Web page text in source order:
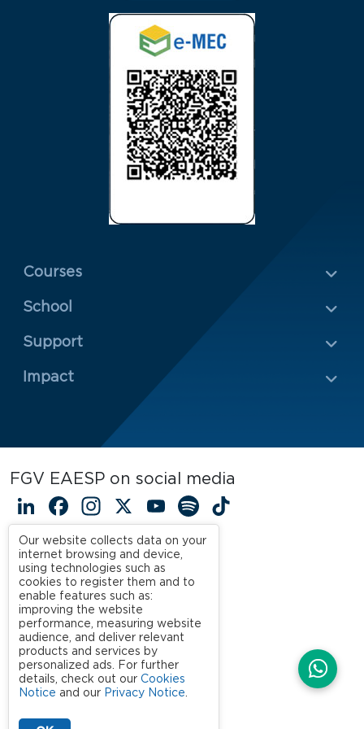
Menu Rodapé 1
Courses
School
Rodapé 2
Support
Impact
FGV EAESP on social media
LinkedIn
Facebook
Instagram
X YouTube
Spotify
Our website collects data on your
internet browsing and device,
using technologies such as
cookies to register them and to
enable features such as:
improving the website
performance, measuring website
audience, and deliver relevant
products and services by
personalized ads. For further
details, check out our Cookies
Notice and our Privacy Notice.